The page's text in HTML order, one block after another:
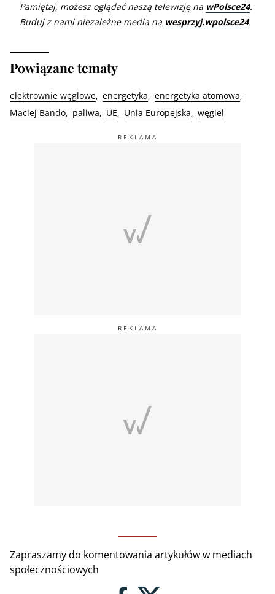
Pamiętaj, możesz oglądać naszą telewizję na wPolsce24.
Buduj z nami niezależne media na wesprzyj.wpolsce24.
Powiązane tematy
elektrownie węglowe energetyka
energetyka atomowa
Maciej Bando
paliwa UE Unia Europejska węgiel
Zapraszamy do komentowania artykułów w mediach
społecznościowych